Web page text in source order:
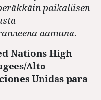
paikallisen
aamuna.
Nations High
Alto
Unidas para